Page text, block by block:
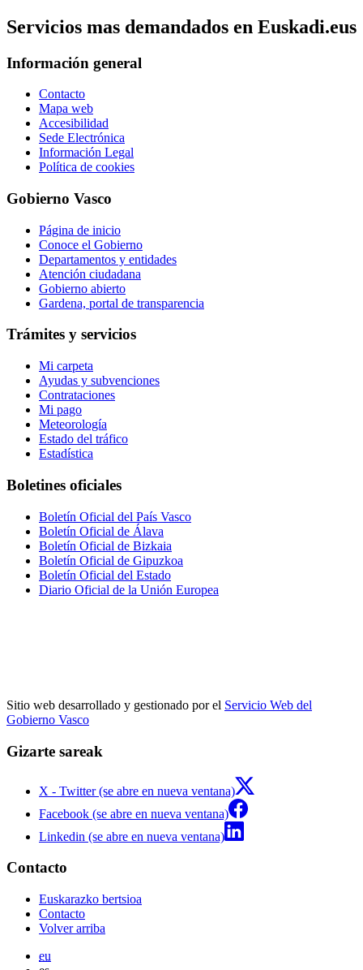
Servicios mas demandados en Euskadi.eus
Información general
Contacto
Mapa web
Accesibilidad
Sede Electrónica
Información Legal
Política de cookies
Gobierno Vasco
Página de inicio
Conoce el Gobierno
Departamentos y entidades
Atención ciudadana
Gobierno abierto
Gardena, portal de transparencia
Trámites y servicios
Mi carpeta
Ayudas y subvenciones
Contrataciones
Mi pago
Meteorología
Estado del tráfico
Estadística
Boletines oficiales
Boletín Oficial del País Vasco
Boletín Oficial de Álava
Boletín Oficial de Bizkaia
Boletín Oficial de Gipuzkoa
Boletín Oficial del Estado
Diario Oficial de la Unión Europea
Sitio web desarrollado y gestionado por el Servicio Web del
Gobierno Vasco
Gizarte sareak
X - Twitter (se abre en nueva ventana)
Facebook (se abre en nueva ventana)
Linkedin (se abre en nueva ventana)
Contacto
Euskarazko bertsioa
Contacto
Volver arriba
eu